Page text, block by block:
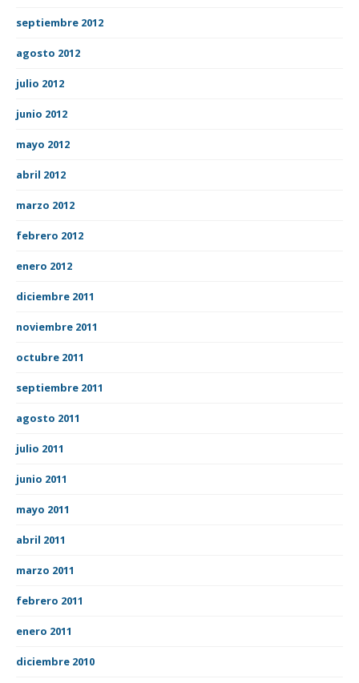
septiembre 2012
agosto 2012
julio 2012
junio 2012
mayo 2012
abril 2012
marzo 2012
febrero 2012
enero 2012
diciembre 2011
noviembre 2011
octubre 2011
septiembre 2011
agosto 2011
julio 2011
junio 2011
mayo 2011
abril 2011
marzo 2011
febrero 2011
enero 2011
diciembre 2010